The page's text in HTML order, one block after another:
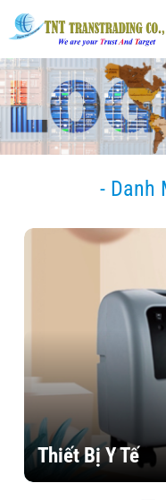
- Danh
Thiết Bị Y Tế